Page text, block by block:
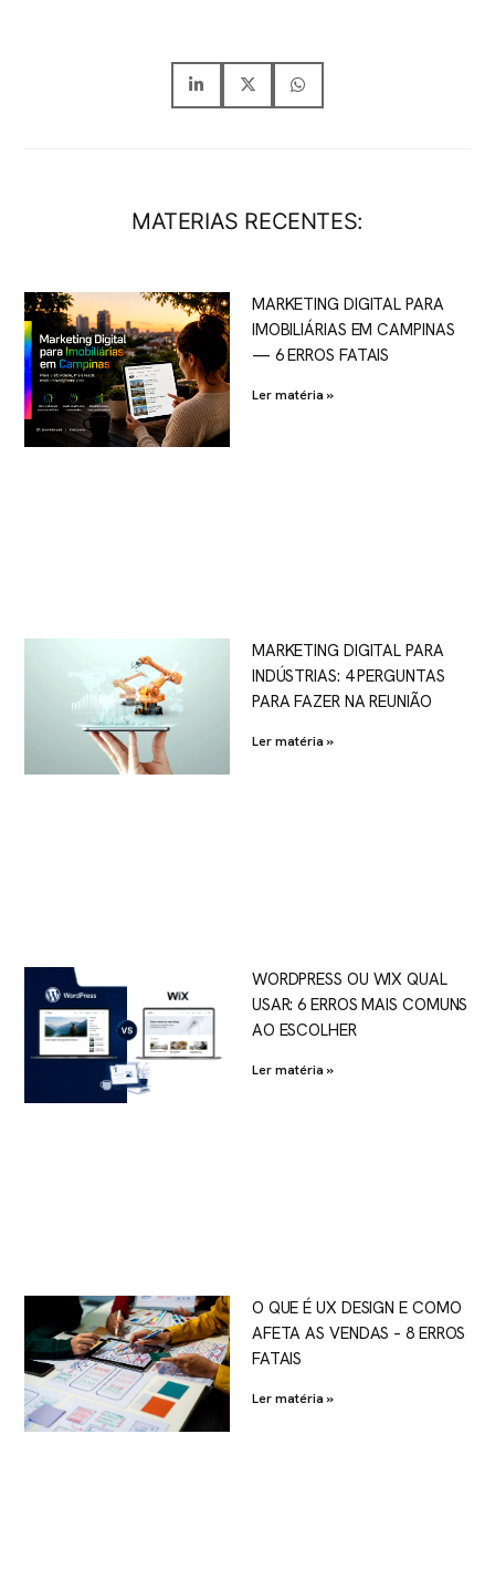
MATERIAS RECENTES:
MARKETING DIGITAL PARA
IMOBILIÁRIAS EM CAMPINAS
— 6 ERROS FATAIS
Ler matéria »
MARKETING DIGITAL PARA
INDÚSTRIAS: 4 PERGUNTAS
PARA FAZER NA REUNIÃO
Ler matéria »
WORDPRESS OU WIX QUAL
USAR: 6 ERROS MAIS COMUNS
AO ESCOLHER
Ler matéria »
O QUE É UX DESIGN E COMO
AFETA AS VENDAS – 8 ERROS
FATAIS
Ler matéria »